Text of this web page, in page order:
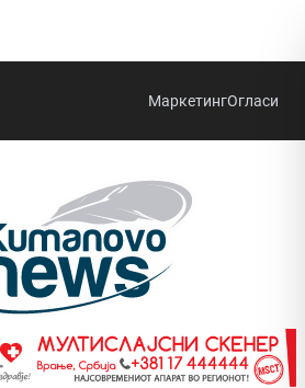
МаркетингОгласи